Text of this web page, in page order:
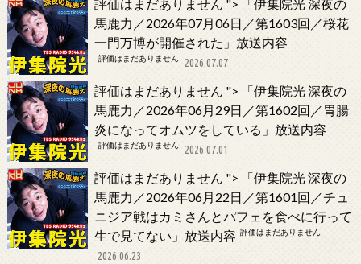
評価はまだありません ">
「伊集院光 深夜の
馬鹿力／2026年07月06日／第1603回／桜花
一門万博が開催された」放送内容
評価はまだありません 2026.07.07
評価はまだありません ">
「伊集院光 深夜の
馬鹿力／2026年06月29日／第1602回／胃腸
炎になってオムツをしている」放送内容
評価はまだありません 2026.07.01
評価はまだありません ">
「伊集院光 深夜の
馬鹿力／2026年06月22日／第1601回／チュ
ニジア戦はカミさんとパフェを食べに行って
生で見てない」放送内容 評価はまだありません
2026.06.23